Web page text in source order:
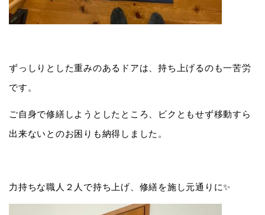
ずっしりとした重みのあるドアは、持ち上げるのも一苦労
です。
ご自身で修繕しようとしたところ、ビクともせず移動すら
出来ないとのお困りも納得しました。
力持ちな職人２人で持ち上げ、修繕を施し元通りに✨